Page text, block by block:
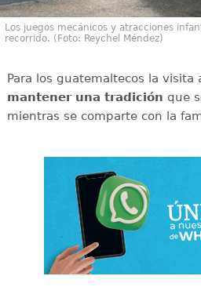
Los juegos mecánicos y atracciones
recorrido. (Foto: Reychel Méndez)
Para los guatemaltecos la visita
mantener una tradición que
mientras se comparte con la